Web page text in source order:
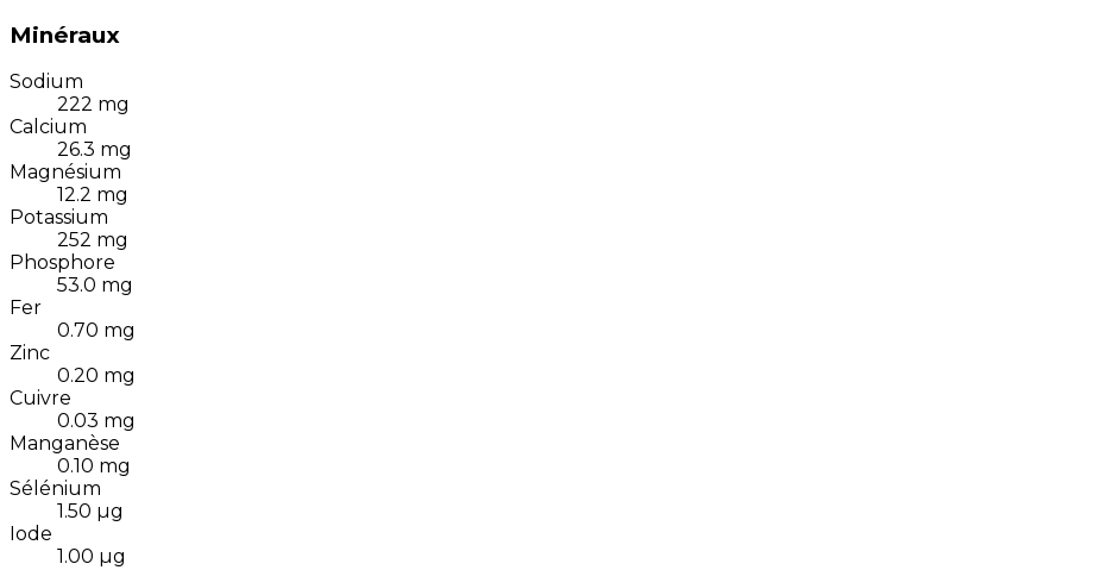
Minéraux
Sodium
222 mg
Calcium
26.3 mg
Magnésium
12.2 mg
Potassium
252 mg
Phosphore
53.0 mg
Fer
0.70 mg
Zinc
0.20 mg
Cuivre
0.03 mg
Manganèse
0.10 mg
Sélénium
1.50 µg
Iode
1.00 µg